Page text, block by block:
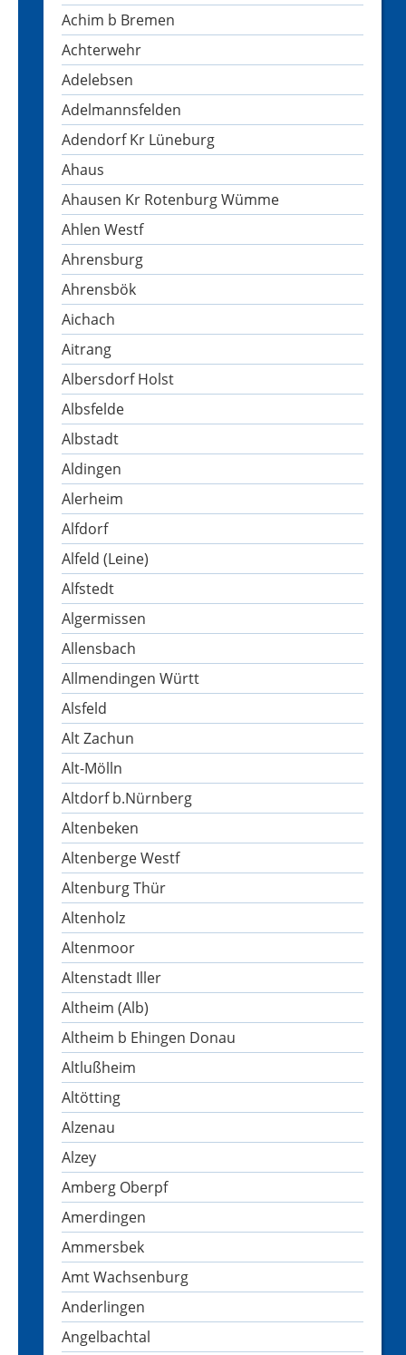
Achim b Bremen
Achterwehr
Adelebsen
Adelmannsfelden
Adendorf Kr Lüneburg
Ahaus
Ahausen Kr Rotenburg Wümme
Ahlen Westf
Ahrensburg
Ahrensbök
Aichach
Aitrang
Albersdorf Holst
Albsfelde
Albstadt
Aldingen
Alerheim
Alfdorf
Alfeld (Leine)
Alfstedt
Algermissen
Allensbach
Allmendingen Württ
Alsfeld
Alt Zachun
Alt-Mölln
Altdorf b.Nürnberg
Altenbeken
Altenberge Westf
Altenburg Thür
Altenholz
Altenmoor
Altenstadt Iller
Altheim (Alb)
Altheim b Ehingen Donau
Altlußheim
Altötting
Alzenau
Alzey
Amberg Oberpf
Amerdingen
Ammersbek
Amt Wachsenburg
Anderlingen
Angelbachtal